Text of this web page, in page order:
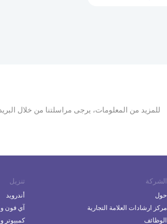
للمزيد من المعلومات، يرجى مراسلتنا من خلال
الشركة
حول
مركز ارشادات العلامة التجارية
الوظائف
تنزيل
أندرويد
آي فون و
كمبيوتر